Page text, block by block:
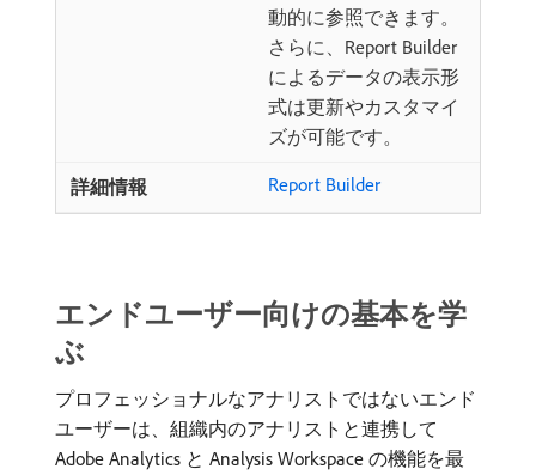
動的に参照できます。
さらに、Report Builder
によるデータの表示形
式は更新やカスタマイ
ズが可能です。
Report Builder
エンドユーザー向けの基本を学
ぶ
プロフェッショナルなアナリストではないエンド
ユーザーは、組織内のアナリストと連携して
Adobe Analytics と Analysis Workspace の機能を最